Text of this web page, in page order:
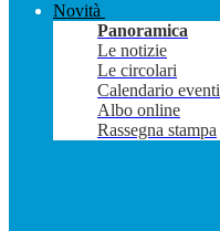
Novità
Panoramica
Le notizie
Le circolari
Calendario eventi
Albo online
Rassegna stampa